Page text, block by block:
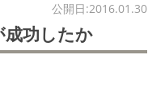
公開日:2016.01.30
功したか